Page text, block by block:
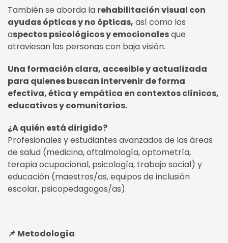
También se aborda la rehabilitación visual con
ayudas ópticas y no ópticas, así como los
aspectos psicológicos y emocionalesque
atraviesan las personas con baja visión.
Una formación clara, accesible y actualizada
para quienes buscan intervenir de forma
efectiva, ética y empática en contextos clínicos,
educativos y comunitarios.
¿A quién está dirigido?
Profesionales y estudiantes avanzados de las áreas
de salud (medicina, oftalmología, optometría,
terapia ocupacional, psicología, trabajo social) y
educación (maestros/as, equipos de inclusión
escolar, psicopedagogos/as).
📌 Metodología